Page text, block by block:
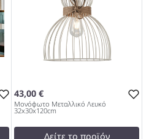
43,00 €
Μονόφωτο Μεταλλικό Λευκό
32x30x120cm
Δείτε το προϊόν